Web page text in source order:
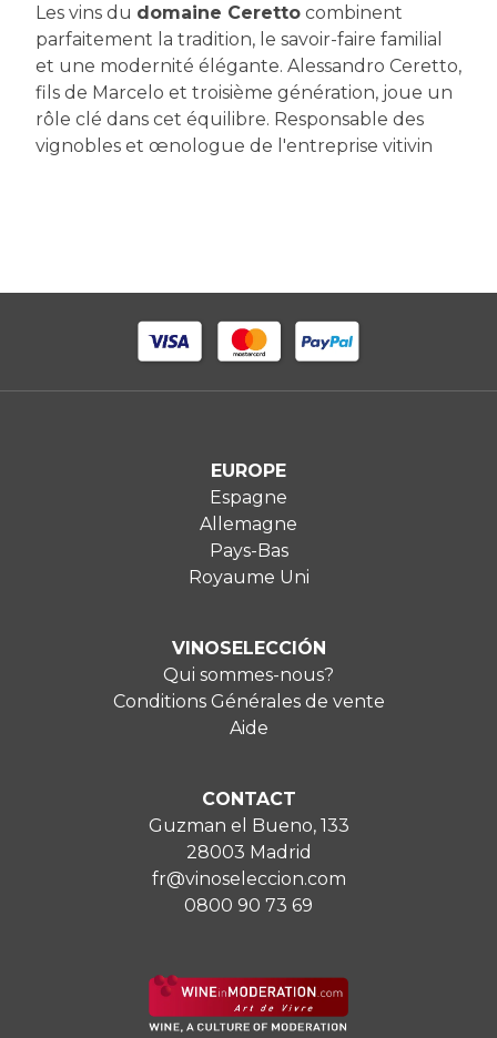
Les vins du domaine Ceretto combinent
parfaitement la tradition, le savoir-faire familial
et une modernité élégante. Alessandro Ceretto,
fils de Marcelo et troisième génération, joue un
rôle clé dans cet équilibre. Responsable des
vignobles et œnologue de l'entreprise vitivin
EUROPE
Espagne
Allemagne
Pays-Bas
Royaume Uni
VINOSELECCIÓN
Qui sommes-nous?
Conditions Générales de vente
Aide
CONTACT
Guzman el Bueno, 133
28003 Madrid
fr@vinoseleccion.com
0800 90 73 69